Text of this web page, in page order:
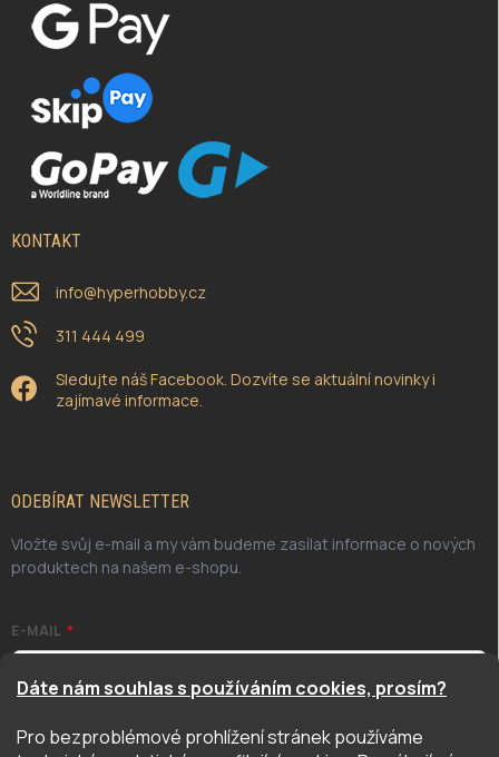
Dáte nám souhlas s používáním cookies, prosím?
Pro bezproblémové prohlížení stránek používáme
KONTAKT
info@hyperhobby.cz
311 444 499
Sledujte náš Facebook. Dozvíte se aktuální novinky i
zajímavé informace.
ODEBÍRAT NEWSLETTER
Vložte svůj e-mail a my vám budeme zasílat informace o nových
produktech na našem e-shopu.
E-MAIL
Odesláním potvrzuji, že jsem se seznámil/a se zásadami